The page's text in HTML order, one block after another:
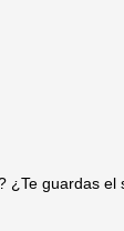
guardas